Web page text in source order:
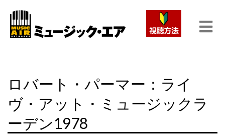
ロバート・パーマー：ライ
ヴ・アット・ミュージックラ
ーデン1978